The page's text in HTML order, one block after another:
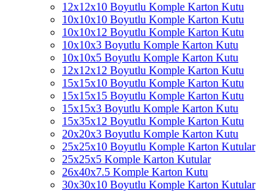
12x12x10 Boyutlu Komple Karton Kutu
10x10x10 Boyutlu Komple Karton Kutu
10x10x12 Boyutlu Komple Karton Kutu
10x10x3 Boyutlu Komple Karton Kutu
10x10x5 Boyutlu Komple Karton Kutu
12x12x12 Boyutlu Komple Karton Kutu
15x15x10 Boyutlu Komple Karton Kutu
15x15x15 Boyutlu Komple Karton Kutu
15x15x3 Boyutlu Komple Karton Kutu
15x35x12 Boyutlu Komple Karton Kutu
20x20x3 Boyutlu Komple Karton Kutu
25x25x10 Boyutlu Komple Karton Kutular
25x25x5 Komple Karton Kutular
26x40x7.5 Komple Karton Kutu
30x30x10 Boyutlu Komple Karton Kutular